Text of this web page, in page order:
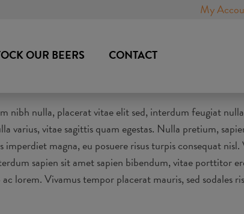
My
OUR BEERS CONTACT
nibh nulla, placerat vitae elit sed, interdum feugiat
vitae sagittis quam egestas. Nulla pretium,
magna, eu posuere risus turpis consequat
sapien sit amet sapien bibendum, vitae porttitor
lorem. Vivamus tempor placerat mauris, sed sodales